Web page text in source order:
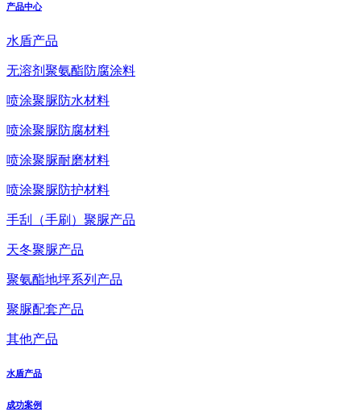
产品中心
水盾产品
无溶剂聚氨酯防腐涂料
喷涂聚脲防水材料
喷涂聚脲防腐材料
喷涂聚脲耐磨材料
喷涂聚脲防护材料
手刮（手刷）聚脲产品
天冬聚脲产品
聚氨酯地坪系列产品
聚脲配套产品
其他产品
水盾产品
成功案例